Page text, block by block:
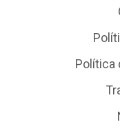
Política